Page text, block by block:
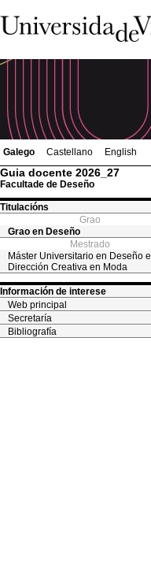
Galego Castellano English
Guia docente 2026_27
Facultade de Deseño
Titulacións
Grao
Grao en Deseño
Mestrado
Máster Universitario en Deseño e
Dirección Creativa en Moda
Información de interese
Web principal
Secretaría
Bibliografía